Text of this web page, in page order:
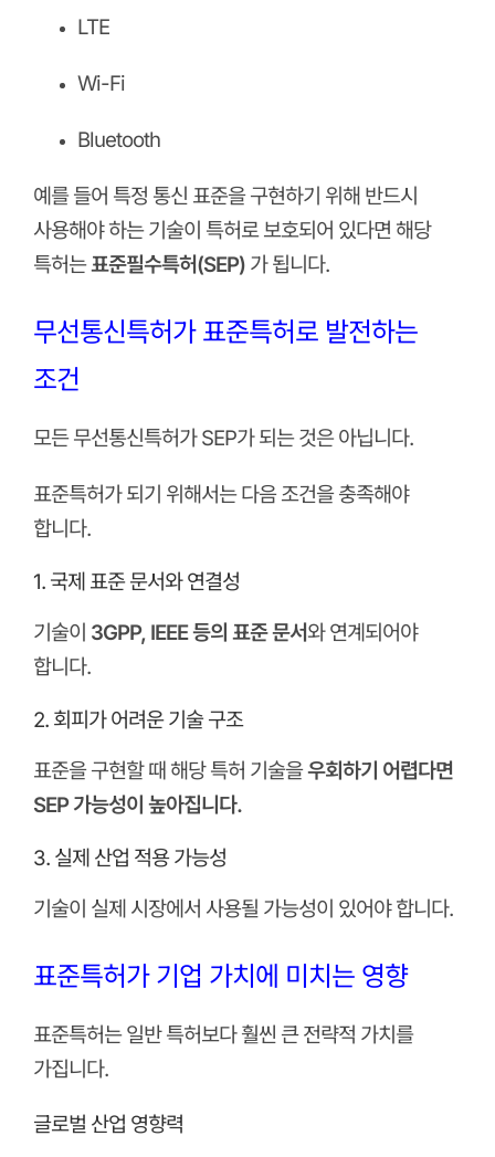
LTE
Wi-Fi
Bluetooth
예를 들어 특정 통신 표준을 구현하기 위해 반드시
사용해야 하는 기술이 특허로 보호되어 있다면 해당
특허는표준필수특허(SEP)가 됩니다.
무선통신특허가 표준특허로 발전하는
조건
모든 무선통신특허가 SEP가 되는 것은 아닙니다.
표준특허가 되기 위해서는 다음 조건을 충족해야
합니다.
1. 국제 표준 문서와 연결성
기술이 3GPP, IEEE 등의 표준 문서와 연계되어야
합니다.
2. 회피가 어려운 기술 구조
표준을 구현할 때 해당 특허 기술을우회하기 어렵다면
SEP 가능성이 높아집니다.
3. 실제 산업 적용 가능성
기술이 실제 시장에서 사용될 가능성이 있어야 합니다.
표준특허가 기업 가치에 미치는 영향
표준특허는 일반 특허보다 훨씬 큰 전략적 가치를
가집니다.
글로벌 산업 영향력